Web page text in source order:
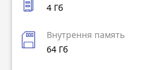
4 Гб
Внутрення память
64 Гб